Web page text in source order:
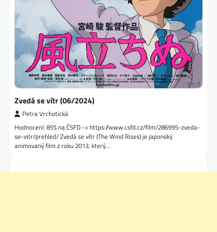
Zvedá se vítr (06/2024)
Petra Vrchotická
Hodnocení: 85% na ČSFD -> https://www.csfd.cz/film/286995-zveda-
se-vitr/prehled/ Zvedá se vítr (The Wind Rises) je japonský
animovaný film z roku 2013, který…